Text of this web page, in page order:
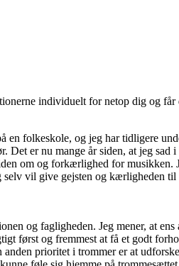
individuelt for netop dig og
folkeskole, og jeg har tidligere
er nu mange år siden, at jeg
om og forkærlighed for
selv vil give gejsten og kærligheden
og fagligheden. Jeg mener, at
først og fremmest at få et godt
prioritet i trommer er at